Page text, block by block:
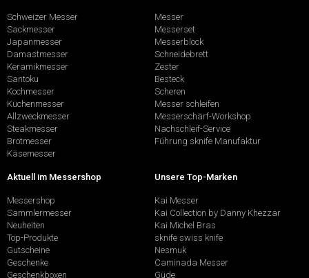
Schweizer Messer
Sackmesser
Japanmesser
Damastmesser
Keramikmesser
Santoku
Kochmesser
Küchenmesser
Allzweckmesser
Steakmesser
Brotmesser
Käsemesser
Messer
Messerset
Messerblock
Schneidebrett
Zester
Besteck
Scheren
Messer schleifen
Messerschärf-Workshop
Nachschleif-Service
Führung sknife Manufaktur
Aktuell im Messershop
Messershop
Sammlermesser
Neuheiten
Top-Produkte
Gutscheine
Geschenke
Geschenkboxen
Unsere Top-Marken
Kai Messer
Kai Collection by Danny Khezzar
Kai Michel Bras
sknife swiss knife
Nesmuk
Caminada Messer
Güde